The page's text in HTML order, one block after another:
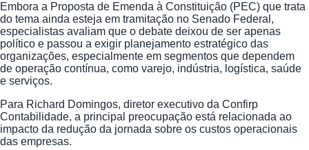
Embora a Proposta de Emenda à Constituição (PEC) que trata
do tema ainda esteja em tramitação no Senado Federal,
especialistas avaliam que o debate deixou de ser apenas
político e passou a exigir planejamento estratégico das
organizações, especialmente em segmentos que dependem
de operação contínua, como varejo, indústria, logística, saúde
e serviços.
Para Richard Domingos, diretor executivo da Confirp
Contabilidade, a principal preocupação está relacionada ao
impacto da redução da jornada sobre os custos operacionais
das empresas.